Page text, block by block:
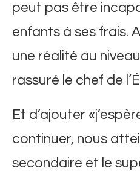
peut pas être
enfants à ses frais.
une réalité au
rassuré le chef de
Et d’ajouter
continuer, nous
secondaire et le